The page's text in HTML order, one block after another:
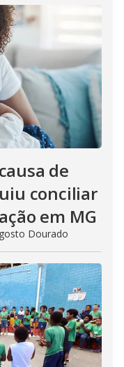
de
conciliar
em MG
Dourado